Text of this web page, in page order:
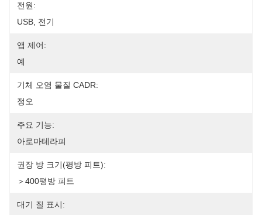
전원:
USB, 전기
앱 제어:
예
기체 오염 물질 CADR:
정오
주요 기능:
아로마테라피
권장 방 크기(평방 피트):
＞400평방 피트
대기 질 표시: